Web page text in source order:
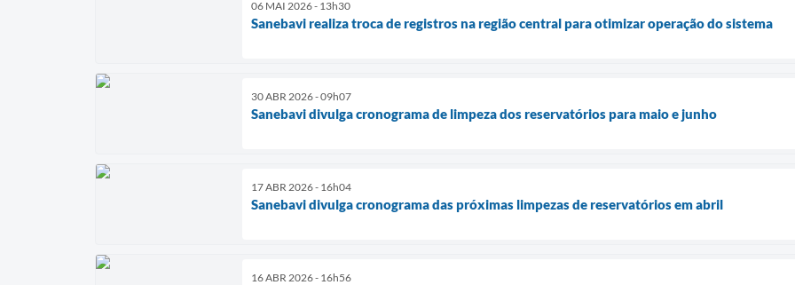
06 MAI 2026 - 13h30
Sanebavi realiza troca de registros na região central para otimizar operação do sistema
30 ABR 2026 - 09h07
Sanebavi divulga cronograma de limpeza dos reservatórios para maio e junho
17 ABR 2026 - 16h04
Sanebavi divulga cronograma das próximas limpezas de reservatórios em abril
16 ABR 2026 - 16h56